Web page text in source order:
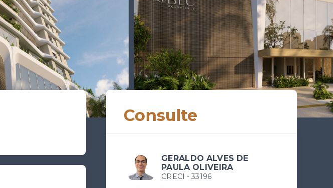
Consulte
GERALDO ALVES DE
PAULA OLIVEIRA
CRECI - 33196